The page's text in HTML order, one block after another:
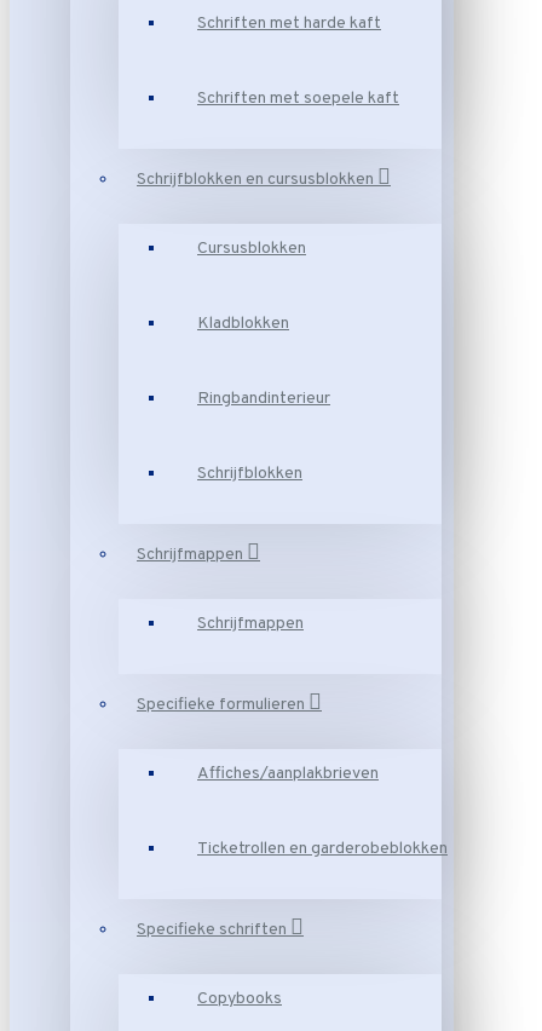
Schriften met harde kaft
Schriften met soepele kaft
Schrijfblokken en cursusblokken
Cursusblokken
Kladblokken
Ringbandinterieur
Schrijfblokken
Schrijfmappen
Schrijfmappen
Specifieke formulieren
Affiches/aanplakbrieven
Ticketrollen en garderobeblokken
Specifieke schriften
Copybooks